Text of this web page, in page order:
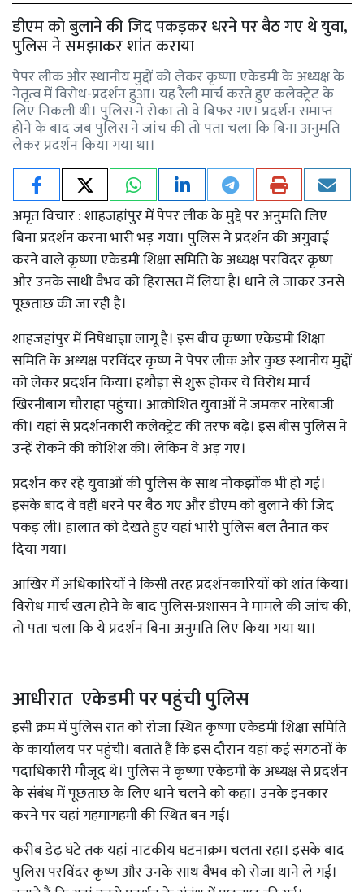
डीएम को बुलाने की जिद पकड़कर धरने पर बैठ गए थे युवा,
पुलिस ने समझाकर शांत कराया
पेपर लीक और स्थानीय मुद्दों को लेकर कृष्णा एकेडमी के अध्यक्ष के
नेतृत्व में विरोध-प्रदर्शन हुआ। यह रैली मार्च करते हुए कलेक्ट्रेट के
लिए निकली थी। पुलिस ने रोका तो वे बिफर गए। प्रदर्शन समाप्त
होने के बाद जब पुलिस ने जांच की तो पता चला कि बिना अनुमति
लेकर प्रदर्शन किया गया था।
अमृत विचार : शाहजहांपुर में पेपर लीक के मुद्दे पर अनुमति लिए
बिना प्रदर्शन करना भारी भड़ गया। पुलिस ने प्रदर्शन की अगुवाई
करने वाले कृष्णा एकेडमी शिक्षा समिति के अध्यक्ष परविंदर कृष्ण
और उनके साथी वैभव को हिरासत में लिया है। थाने ले जाकर उनसे
पूछताछ की जा रही है।
शाहजहांपुर में निषेधाज्ञा लागू है। इस बीच कृष्णा एकेडमी शिक्षा
समिति के अध्यक्ष परविंदर कृष्ण ने पेपर लीक और कुछ स्थानीय मुद्दों
को लेकर प्रदर्शन किया। हथौड़ा से शुरू होकर ये विरोध मार्च
खिरनीबाग चौराहा पहुंचा। आक्रोशित युवाओं ने जमकर नारेबाजी
की। यहां से प्रदर्शनकारी कलेक्ट्रेट की तरफ बढ़े। इस बीस पुलिस ने
उन्हें रोकने की कोशिश की। लेकिन वे अड़ गए।
प्रदर्शन कर रहे युवाओं की पुलिस के साथ नोकझोंक भी हो गई।
इसके बाद वे वहीं धरने पर बैठ गए और डीएम को बुलाने की जिद
पकड़ ली। हालात को देखते हुए यहां भारी पुलिस बल तैनात कर
दिया गया।
आखिर में अधिकारियों ने किसी तरह प्रदर्शनकारियों को शांत किया।
विरोध मार्च खत्म होने के बाद पुलिस-प्रशासन ने मामले की जांच की,
तो पता चला कि ये प्रदर्शन बिना अनुमति लिए किया गया था।
आधीरात एकेडमी पर पहुंची पुलिस
इसी क्रम में पुलिस रात को रोजा स्थित कृष्णा एकेडमी शिक्षा समिति
के कार्यालय पर पहुंची। बताते हैं कि इस दौरान यहां कई संगठनों के
पदाधिकारी मौजूद थे। पुलिस ने कृष्णा एकेडमी के अध्यक्ष से प्रदर्शन
के संबंध में पूछताछ के लिए थाने चलने को कहा। उनके इनकार
करने पर यहां गहमागहमी की स्थित बन गई।
करीब डेढ़ घंटे तक यहां नाटकीय घटनाक्रम चलता रहा। इसके बाद
पुलिस परविंदर कृष्ण और उनके साथ वैभव को रोजा थाने ले गई।